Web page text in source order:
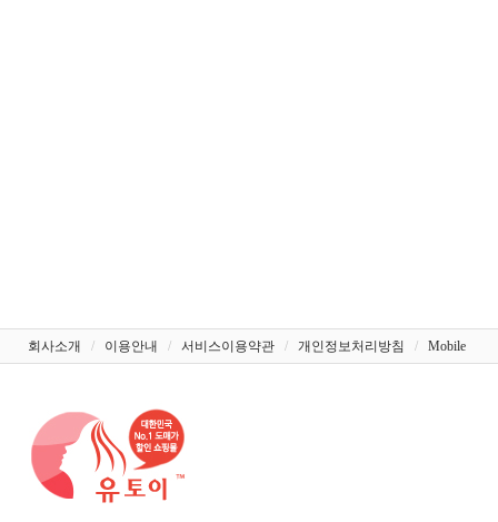
회사소개 / 이용안내 / 서비스이용약관 / 개인정보처리방침 / Mobile